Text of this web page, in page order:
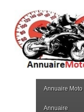
Annuaire Moto
Annuaire